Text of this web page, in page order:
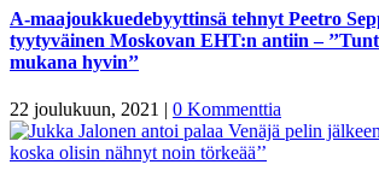
A-maajoukkuedebyyttinsä tehnyt Peetro
tyytyväinen Moskovan EHT:n antiin –
mukana hyvin’’
22 joulukuun, 2021 | 0 Kommenttia